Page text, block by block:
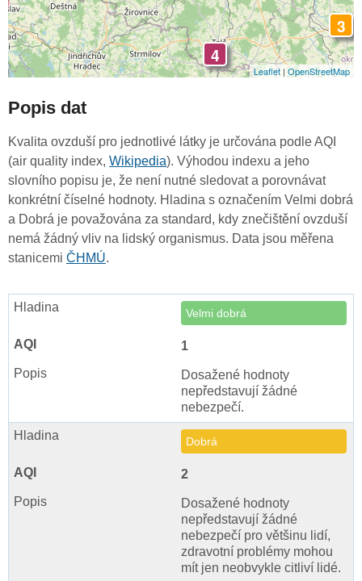
3
4
Leaflet | OpenStreetMap
Popis dat
Kvalita ovzduší pro jednotlivé látky je určována podle AQI
(air quality index, Wikipedia). Výhodou indexu a jeho
slovního popisu je, že není nutné sledovat a porovnávat
konkrétní číselné hodnoty. Hladina s označením Velmi dobrá
a Dobrá je považována za standard, kdy znečištění ovzduší
nemá žádný vliv na lidský organismus. Data jsou měřena
stanicemi ČHMÚ.
Velmi dobrá
1
Dosažené hodnoty
nepředstavují žádné
nebezpečí.
Dobrá
2
Dosažené hodnoty
nepředstavují žádné
nebezpečí pro většinu lidí,
zdravotní problémy mohou
mít jen neobvykle citliví lidé.